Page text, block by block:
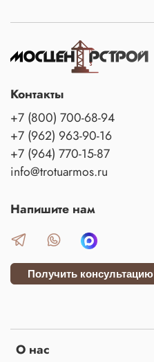
О нас
Контакты
+7 (800) 700-68-94
+7 (962) 963-90-16
+7 (964) 770-15-87
info@trotuarmos.ru
Напишите нам
Получить консультацию